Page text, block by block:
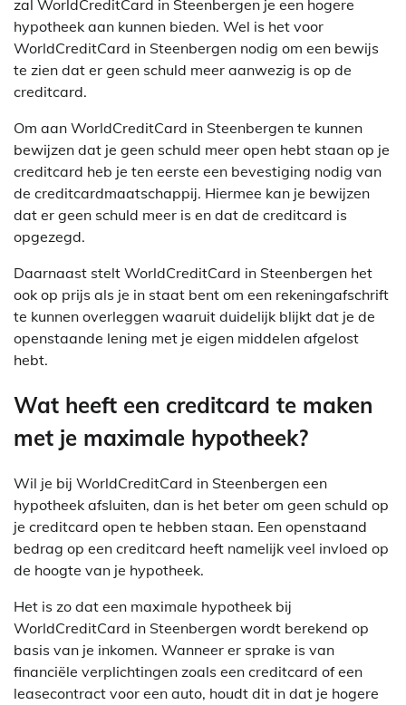
zal WorldCreditCard in Steenbergen je een hogere
hypotheek aan kunnen bieden. Wel is het voor
WorldCreditCard in Steenbergen nodig om een bewijs
te zien dat er geen schuld meer aanwezig is op de
creditcard.
Om aan WorldCreditCard in Steenbergen te kunnen
bewijzen dat je geen schuld meer open hebt staan op je
creditcard heb je ten eerste een bevestiging nodig van
de creditcardmaatschappij. Hiermee kan je bewijzen
dat er geen schuld meer is en dat de creditcard is
opgezegd.
Daarnaast stelt WorldCreditCard in Steenbergen het
ook op prijs als je in staat bent om een rekeningafschrift
te kunnen overleggen waaruit duidelijk blijkt dat je de
openstaande lening met je eigen middelen afgelost
hebt.
Wat heeft een creditcard te maken
met je maximale hypotheek?
Wil je bij WorldCreditCard in Steenbergen een
hypotheek afsluiten, dan is het beter om geen schuld op
je creditcard open te hebben staan. Een openstaand
bedrag op een creditcard heeft namelijk veel invloed op
de hoogte van je hypotheek.
Het is zo dat een maximale hypotheek bij
WorldCreditCard in Steenbergen wordt berekend op
basis van je inkomen. Wanneer er sprake is van
financiële verplichtingen zoals een creditcard of een
leasecontract voor een auto, houdt dit in dat je hogere